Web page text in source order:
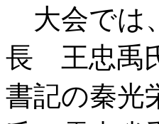
大会では
長 王忠禹
書記の秦光